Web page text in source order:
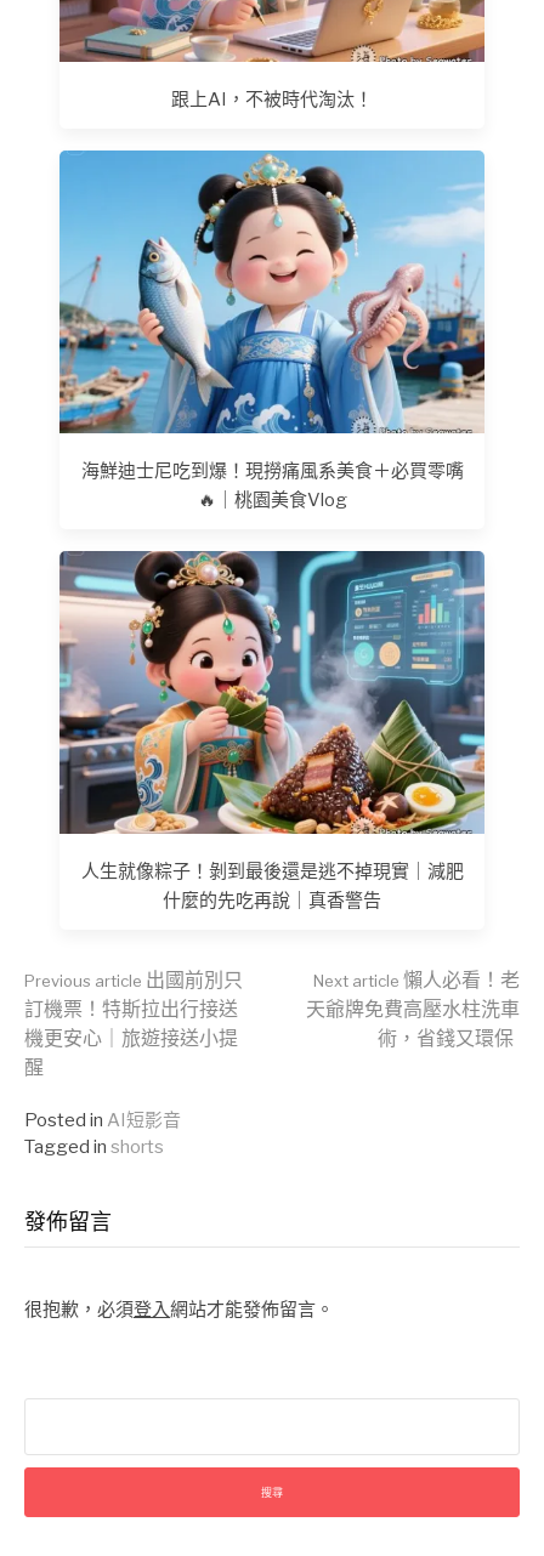
跟上AI，不被時代淘汰！
海鮮迪士尼吃到爆！現撈痛風系美食＋必買零嘴
🔥｜桃園美食Vlog
人生就像粽子！剝到最後還是逃不掉現實｜減肥
什麼的先吃再說｜真香警告
Continue
Reading
Previous article 出國前別只
訂機票！特斯拉出行接送
機更安心｜旅遊接送小提
醒
Next article 懶人必看！老
天爺牌免費高壓水柱洗車
術，省錢又環保
Posted in AI短影音
Tagged in shorts
發佈留言
很抱歉，必須登入網站才能發佈留言。
關
字: